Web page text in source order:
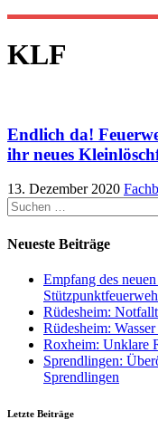
KLF
Endlich da!
ihr neues
13. Dezember 2020
Suchen
nach:
Neueste Beiträge
Empfang des
Rüdesheim:
Rüdesheim:
Roxheim: Unklare
Sprendlingen:
Sprendlingen
Letzte Beiträge